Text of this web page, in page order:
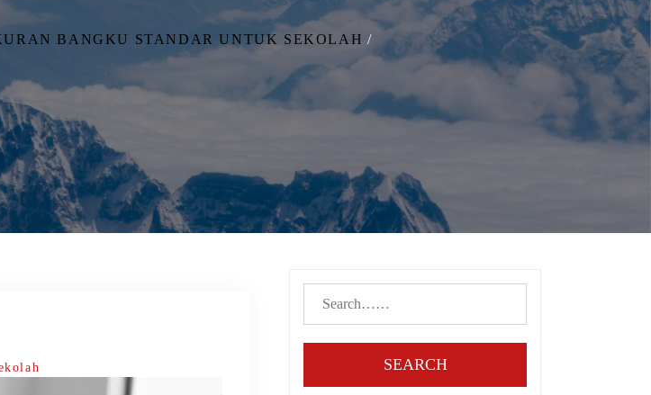
BANGKU STANDAR UNTUK SEKOLAH
SEARCH